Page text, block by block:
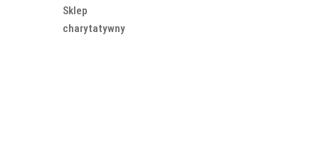
Sklep
charytatywny